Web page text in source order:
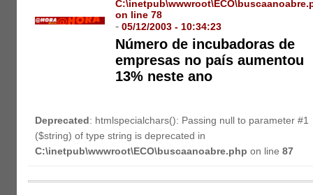
on line78
-05/12/2003 - 10:34:23
Número de incubadoras de
empresas no país aumentou
13% neste ano
Deprecated: htmlspecialchars(): Passing null to parameter #1
($string) of type string is deprecated in
C:\inetpub\wwwroot\ECO\buscaanoabre.php on line87